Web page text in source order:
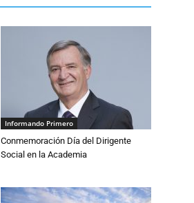
Informando Primero
Conmemoración Día del Dirigente
Social en la Academia